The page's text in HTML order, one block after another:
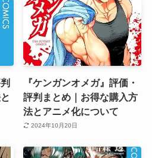
『ケンガンオメガ』評価・
評判まとめ｜お得な購入方
法とアニメ化について
2024年10月20日